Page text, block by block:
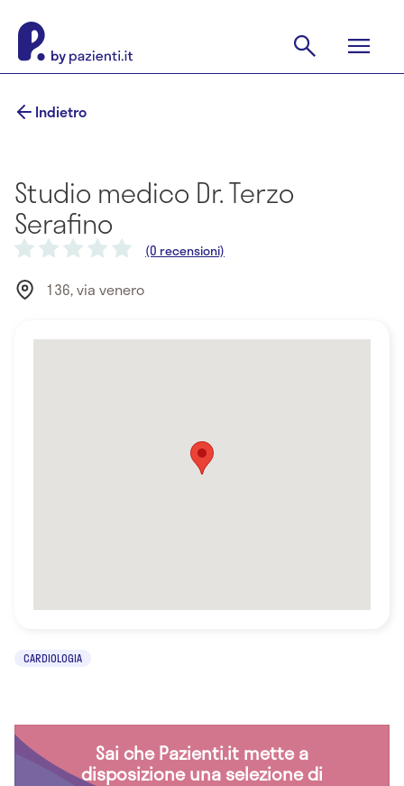
Indietro
Studio medico Dr. Terzo
Serafino
(0 recensioni)
136, via venero
CARDIOLOGIA
Sai che Pazienti.it mette a
disposizione una selezione di